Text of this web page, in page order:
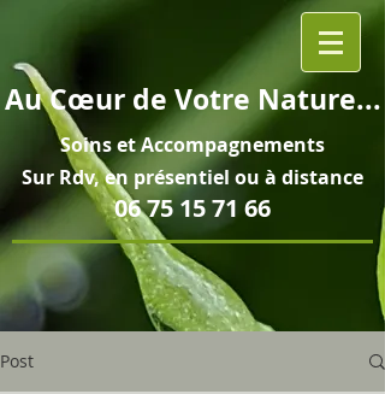
AuCœurde Votre Nature...
Soins etAccompagnements
Sur Rdv, en présentiel ou à distance
06 75 15 71 66
Post